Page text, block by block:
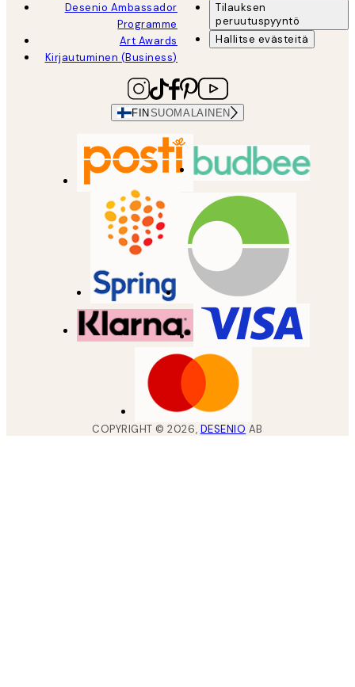
Desenio Ambassador
Programme
Art Awards
Kirjautuminen (Business)
Tilauksen
peruutuspyyntö
Hallitse evästeitä
FIN SUOMALAINEN
COPYRIGHT ©2026, DESENIO AB